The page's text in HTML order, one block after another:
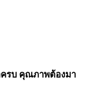
รบ คุณภาพต้องมา